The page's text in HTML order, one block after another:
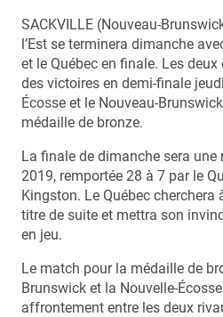
SACKVILLE (Nouveau-
l’Est se terminera dimanche
et le Québec en finale. Les
des victoires en demi-finale
Écosse et le Nouveau-
médaille de bronze.
La finale de dimanche sera une
2019, remportée 28 à 7 par le
Kingston. Le Québec
titre de suite et mettra son
en jeu.
Le match pour la médaille de
Brunswick et la Nouvelle-
affrontement entre les deux